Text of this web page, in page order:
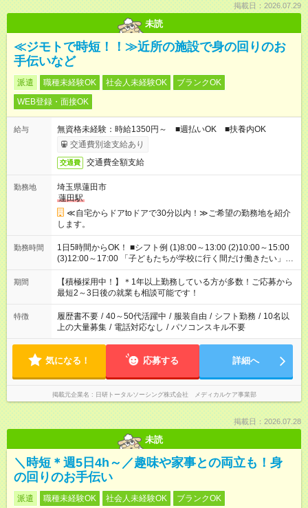
掲載日：2026.07.29
未読
≪ジモトで時短！！≫近所の施設で身の回りのお
手伝いなど
派遣 職種未経験OK 社会人未経験OK
ブランクOK
WEB登録・面接OK
給与
無資格未経験：時給1350円～ ■週払いOK ■扶養内OK
交通費別途支給あり
交通費 交通費全額支給
勤務地
埼玉県蓮田市
蓮田駅
≪自宅からドアtoドアで30分以内！≫ご希望の勤務地を紹介
します。
勤務時間
1日5時間からOK！ ■シフト例 (1)8:00～13:00 (2)10:00～15:00
(3)12:00～17:00 「子どもたちが学校に行く間だけ働きたい」
「余裕を持って夕飯の準備がしたい」 「午前中は働いて、午後
はプライベートの時間にしたい」 など、ご希望を教えてくださ
いね。 ※Wワーク希望の方へ 今ご覧のお仕事で希望する勤務時
間と、もう1つのお仕事の勤務時間。 合計で週40時間を超える
場合は応募できません。
期間
【積極採用中！】＊1年以上勤務している方が多数！ご応募から
最短2～3日後の就業も相談可能です！
特徴 履歴書不要 / 40～50代活躍中 / 服装自由 / シフト勤務 / 10名以
上の大量募集 / 電話対応なし / パソコンスキル不要
気になる！ 応募する 詳細へ
掲載元企業名 日研トータルソーシング株式会社 メディカルケア事業部
掲載日：2026.07.28
未読
＼時短＊週5日4h～／趣味や家事との両立も！身
の回りのお手伝い
派遣 職種未経験OK 社会人未経験OK
ブランクOK